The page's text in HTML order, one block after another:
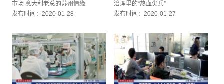
市场 意大利老总的苏州情缘
发布时间：2020-01-28
治理里的“热血尖兵”
发布时间：2020-01-27